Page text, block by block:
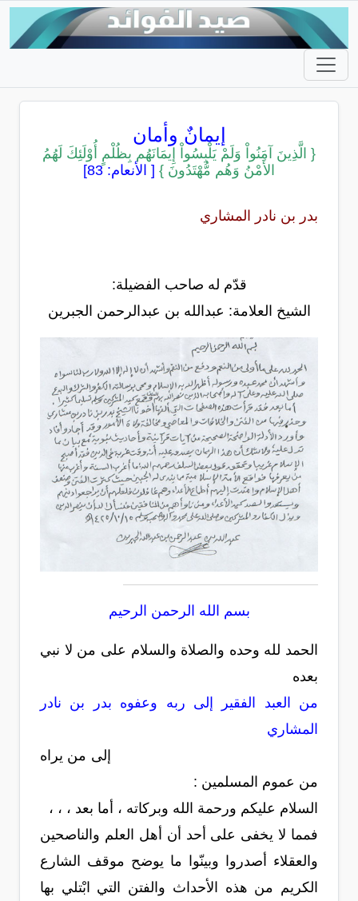
إيمانٌ وأمان
{ الَّذِينَ آمَنُواْ وَلَمْ يَلْبِسُواْ إِيمَانَهُم بِظُلْمٍ أُوْلَئِكَ لَهُمُ
الأَمْنُ وَهُم مُّهْتَدُونَ } [ الأنعام: 83]
بدر بن نادر المشاري
قدّم له صاحب الفضيلة:
الشيخ العلامة: عبدالله بن عبدالرحمن الجبرين
بسم الله الرحمن الرحيم
الحمد لله وحده والصلاة والسلام على من لا نبي
بعده
من العبد الفقير إلى ربه وعفوه بدر بن نادر
المشاري
إلى من يراه
من عموم المسلمين :
السلام عليكم ورحمة الله وبركاته ، أما بعد ، ، ،
فمما لا يخفى على أحد أن أهل العلم والناصحين
والعقلاء أصدروا وبينّوا ما يوضح موقف الشارع
الكريم من هذه الأحداث والفتن التي ابْتلي بها